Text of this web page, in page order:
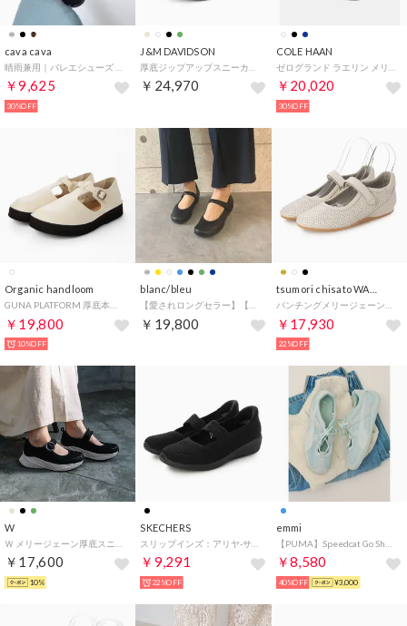
cava cava
￥9,625
30%OFF
J&M DAVIDSON
￥24,970
COLE HAAN
￥20,020
30%OFF
Organic handloom
￥19,800
10%OFF
blanc/bleu
￥19,800 ￥17,930
22%OFF
W
￥17,600
10%
SKECHERS
￥9,291
22%OFF
emmi
￥8,580
40%OFF ¥3,000